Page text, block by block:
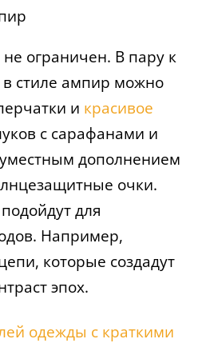
ограничен. В пару к
в стиле ампир можно
и красивое
с сарафанами и
дополнением
очки.
для
Например,
которые создадут
эпох.
одежды с краткими